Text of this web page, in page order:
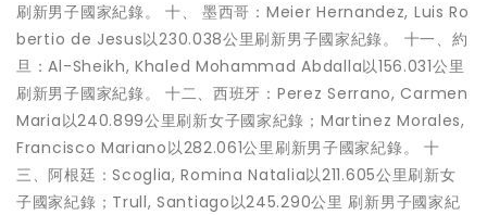
刷新男子國家紀錄。 十、 墨西哥：Meier Hernandez, Luis Ro
bertio de Jesus以230.038公里刷新男子國家紀錄。 十一、約
旦：Al-Sheikh, Khaled Mohammad Abdalla以156.031公里
刷新男子國家紀錄。 十二、西班牙：Perez Serrano, Carmen
Maria以240.899公里刷新女子國家紀錄；Martinez Morales,
Francisco Mariano以282.061公里刷新男子國家紀錄。 十
三、阿根廷：Scoglia, Romina Natalia以211.605公里刷新女
子國家紀錄；Trull, Santiago以245.290公里 刷新男子國家紀